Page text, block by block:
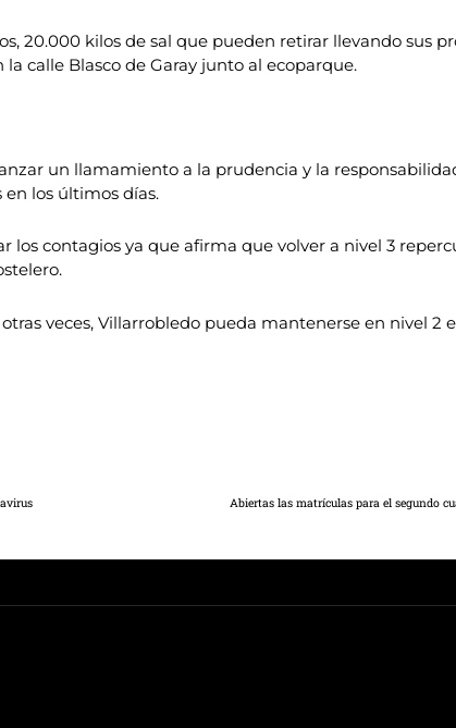
20.000 kilos de sal que pueden retirar llevando sus
calle Blasco de Garay junto al ecoparque.
un llamamiento a la prudencia y la
los últimos días.
los contagios ya que afirma que volver a nivel 3
veces, Villarrobledo pueda mantenerse en nivel 2
Abiertas las matrículas para el segundo